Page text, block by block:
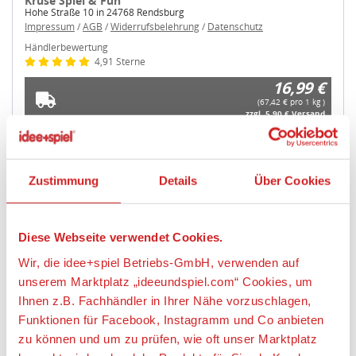
Zustimmung Details Über Cookies
Diese Webseite verwendet Cookies.
Wir, die idee+spiel Betriebs-GmbH, verwenden auf
unserem Marktplatz „ideeundspiel.com“ Cookies, um
Ihnen z.B. Fachhändler in Ihrer Nähe vorzuschlagen,
Funktionen für Facebook, Instagramm und Co anbieten
zu können und um zu prüfen, wie oft unser Marktplatz
Hohe Straße 10 in 24768 Rendsburg
Impressum/AGB /Widerrufsbelehrung/ Datenschutz
Händlerbewertung
4,91 Sterne
16,99 €
(67,42 € pro 1 kg )
zzgl. 5,90 € Versand
16,99 €
Artikeldetails
STAEDTLER 8032 01 Set Mod.masse Fimo kids col.p
Artikelbeschreibung: